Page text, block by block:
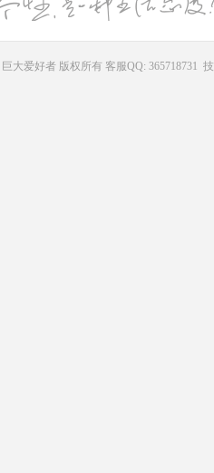
巨大爱好者版权所有 客服QQ: 365718731